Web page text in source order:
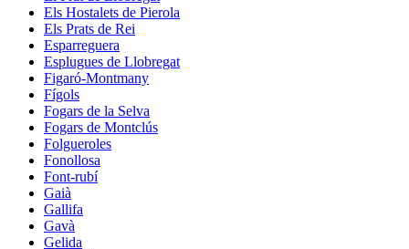
Els Hostalets de Pierola
Els Prats de Rei
Esparreguera
Esplugues de Llobregat
Figaró-Montmany
Fígols
Fogars de la Selva
Fogars de Montclús
Folgueroles
Fonollosa
Font-rubí
Gaià
Gallifa
Gavà
Gelida